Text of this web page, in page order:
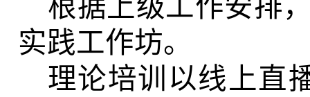
根据上级工作安排
实践工作坊。
理论培训以线上直